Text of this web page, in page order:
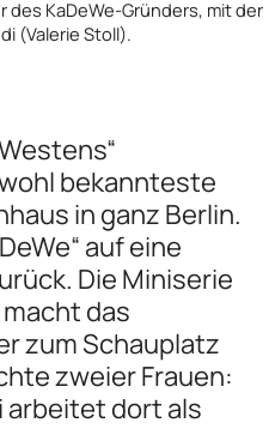
des KaDeWe-Gründers, mit der
(Valerie Stoll).
bekannteste
in ganz Berlin.
auf eine
Die Miniserie
macht das
zum Schauplatz
zweier Frauen:
arbeitet dort als